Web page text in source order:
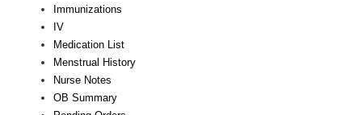
Immunizations
IV
Medication List
Menstrual History
Nurse Notes
OB Summary